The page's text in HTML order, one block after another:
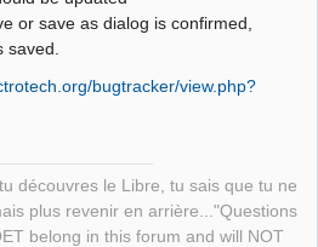
or save as dialog is confirmed,
saved.
bugtracker/view.php?
découvres le Libre, tu sais que tu ne
plus revenir en arrière..."Questions
belong in this forum and will NOT